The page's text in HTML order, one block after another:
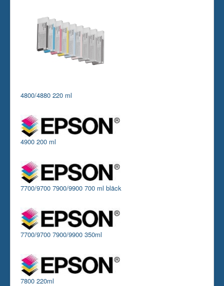
4800/4880 220 ml
4900 200 ml
7700/9700 7900/9900 700 ml bläck
7700/9700 7900/9900 350ml
7800 220ml